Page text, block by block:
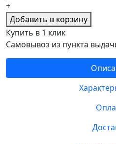
+
Добавить в корзину
Купить в 1 клик
Самовывоз из пункта